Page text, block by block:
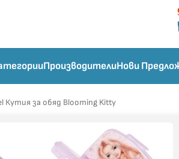
ПроизводителиНови
Кутия за обяд Blooming Kitty